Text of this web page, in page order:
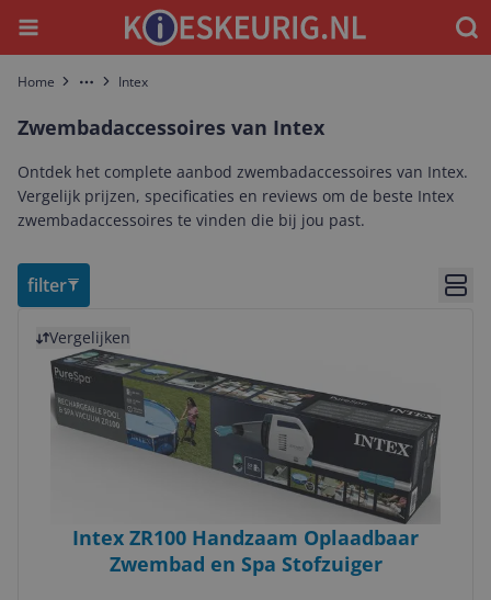
Menu
Home More Intex
Zwembadaccessoires van Intex
Ontdek het complete aanbod zwembadaccessoires van Intex.
Vergelijk prijzen, specificaties en reviews om de beste Intex
zwembadaccessoires te vinden die bij jou past.
filter
Vergelijken
Intex ZR100 Handzaam Oplaadbaar
Zwembad en Spa Stofzuiger